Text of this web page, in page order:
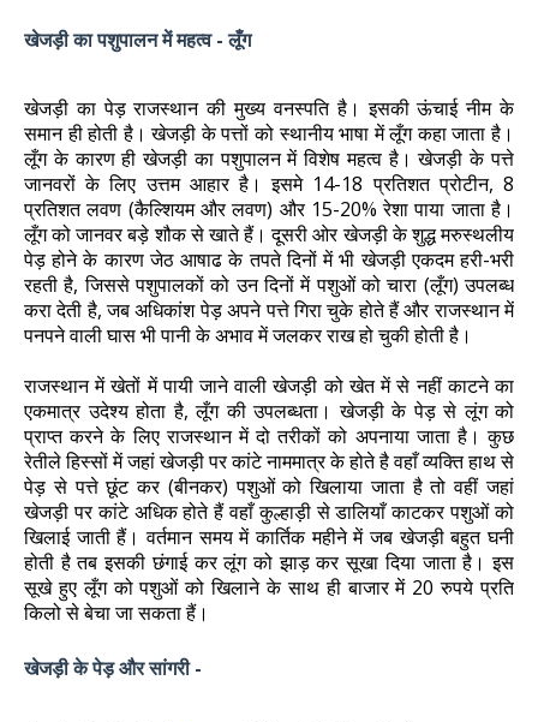
खेजड़ी का पशुपालन में महत्व - लूँग
खेजड़ी का पेड़ राजस्थान की मुख्य वनस्पति है। इसकी ऊंचाई नीम के
समान ही होती है। खेजड़ी के पत्तों को स्थानीय भाषा में लूँग कहा जाता है।
लूँग के कारण ही खेजड़ी का पशुपालन में विशेष महत्व है। खेजड़ी के पत्ते
जानवरों के लिए उत्तम आहार है। इसमे 14-18 प्रतिशत प्रोटीन, 8
प्रतिशत लवण (कैल्शियम और लवण) और 15-20% रेशा पाया जाता है।
लूँग को जानवर बड़े शौक से खाते हैं। दूसरी ओर खेजड़ी के शुद्ध मरुस्थलीय
पेड़ होने के कारण जेठ आषाढ के तपते दिनों में भी खेजड़ी एकदम हरी-भरी
रहती है, जिससे पशुपालकों को उन दिनों में पशुओं को चारा (लूँग) उपलब्ध
करा देती है, जब अधिकांश पेड़ अपने पत्ते गिरा चुके होते हैं और राजस्थान में
पनपने वाली घास भी पानी के अभाव में जलकर राख हो चुकी होती है।
राजस्थान में खेतों में पायी जाने वाली खेजड़ी को खेत में से नहीं काटने का
एकमात्र उदेश्य होता है, लूँग की उपलब्धता। खेजड़ी के पेड़ से लूंग को
प्राप्त करने के लिए राजस्थान में दो तरीकों को अपनाया जाता है। कुछ
रेतीले हिस्सों में जहां खेजड़ी पर कांटे नाममात्र के होते है वहाँ व्यक्ति हाथ से
पेड़ से पत्ते छूंट कर (बीनकर) पशुओं को खिलाया जाता है तो वहीं जहां
खेजड़ी पर कांटे अधिक होते हैं वहाँ कुल्हाड़ी से डालियाँ काटकर पशुओं को
खिलाई जाती हैं। वर्तमान समय में कार्तिक महीने में जब खेजड़ी बहुत घनी
होती है तब इसकी छंगाई कर लूंग को झाड़ कर सूखा दिया जाता है। इस
सूखे हुए लूँग को पशुओं को खिलाने के साथ ही बाजार में 20 रुपये प्रति
किलो से बेचा जा सकता हैं।
खेजड़ी के पेड़ और सांगरी -